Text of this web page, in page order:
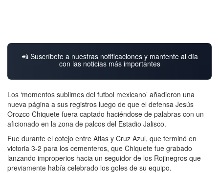
📲 Suscríbete a nuestras notificaciones y mantente al día
con las noticias más importantes
Los ‘momentos sublimes del futbol mexicano’ añadieron una
nueva página a sus registros luego de que el defensa Jesús
Orozco Chiquete fuera captado haciéndose de palabras con un
aficionado en la zona de palcos del Estadio Jalisco.
Fue durante el cotejo entre Atlas y Cruz Azul, que terminó en
victoria 3-2 para los cementeros, que Chiquete fue grabado
lanzando improperios hacia un seguidor de los Rojinegros que
previamente había celebrado los goles de su equipo.